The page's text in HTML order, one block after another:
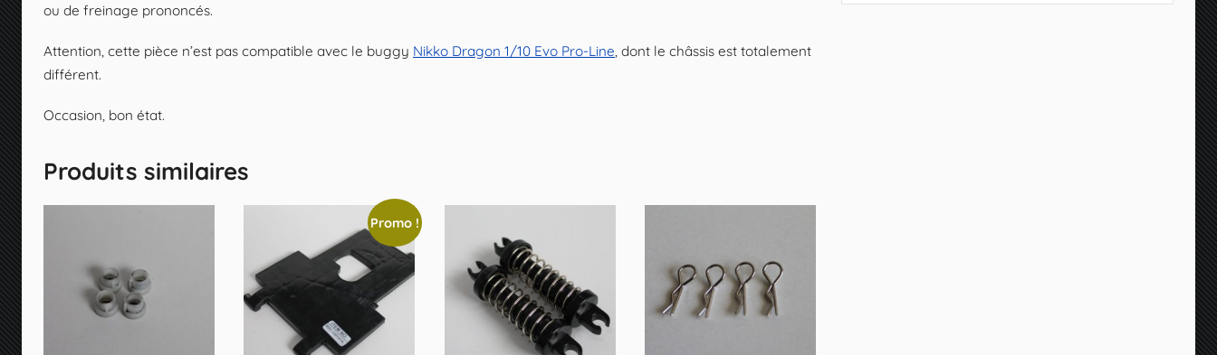
ou de freinage prononcés.
Attention, cette pièce n’est pas compatible avec le buggy Nikko Dragon 1/10 Evo Pro-Line, dont le châssis est totalement
différent.
Occasion, bon état.
Produits similaires
Promo !